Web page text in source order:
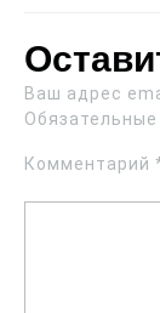
Ваш адрес
Комментарий